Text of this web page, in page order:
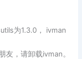
为1.3.0， ivman
友，请卸载ivman。